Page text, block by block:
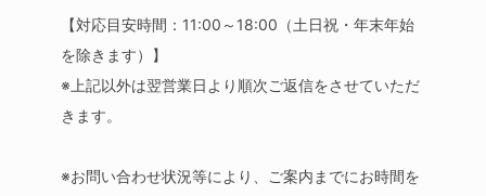
【対応目安時間：11:00～18:00（土日祝・年末年始
を除きます）】
※上記以外は翌営業日より順次ご返信をさせていただ
きます。
※お問い合わせ状況等により、ご案内までにお時間を